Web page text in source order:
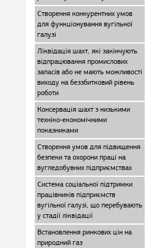
Створення конкурентних умов
для функціонування вугільної
галузі
Ліквідація шахт, які закінчують
відпрацювання промислових
запасів або не мають можливості
виходу на беззбитковий рівень
роботи
Консервація шахт з низькими
техніко-економічними
показниками
Створення умов для підвищення
безпеки та охорони праці на
вугледобувних підприємствах
Система соціальної підтримки
працівників підприємств
вугільної галузі, що перебувають
у стадії ліквідації
Встановлення ринкових цін на
природний газ